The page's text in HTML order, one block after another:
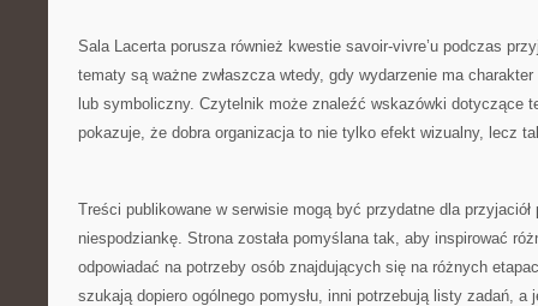
Sala Lacerta porusza również kwestie savoir-vivre’u podczas
tematy są ważne zwłaszcza wtedy, gdy wydarzenie ma
lub symboliczny. Czytelnik może znaleźć wskazówki dotyczące
pokazuje, że dobra organizacja to nie tylko efekt wizualny, lecz
Treści publikowane w serwisie mogą być przydatne dla przyjaciół
niespodziankę. Strona została pomyślana tak, aby inspirować
odpowiadać na potrzeby osób znajdujących się na różnych
szukają dopiero ogólnego pomysłu, inni potrzebują listy zadań,